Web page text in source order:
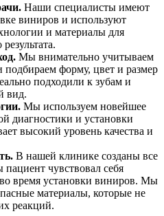
Наши специалисты имеют
виниров и используют
и материалы для
Мы внимательно учитываем
форму, цвет и размер
подходили к зубам и
вид.
Мы используем новейшее
диагностики и установки
высокий уровень качества и
В нашей клинике созданы все
пациент чувствовал себя
время установки виниров. Мы
материалы, которые не
реакций.